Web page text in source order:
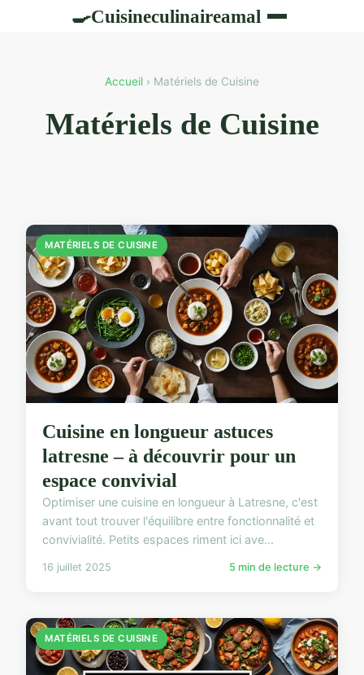
🍳Cuisineculinaireamal
Accueil › Matériels de Cuisine
Matériels de Cuisine
MATÉRIELS DE CUISINE
Cuisine en longueur astuces
latresne – à découvrir pour un
espace convivial
Optimiser une cuisine en longueur à Latresne, c'est
avant tout trouver l'équilibre entre fonctionnalité et
convivialité. Petits espaces riment ici ave...
16 juillet 2025 5 min de lecture →
MATÉRIELS DE CUISINE